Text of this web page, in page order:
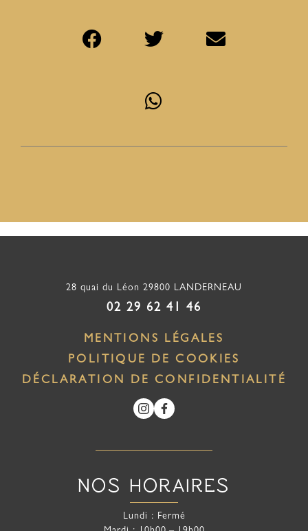
28 quai du Léon 29800 LANDERNEAU
02 29 62 41 46
MENTIONS LÉGALES
POLITIQUE DE COOKIES
DÉCLARATION DE CONFIDENTIALITÉ
NOS HORAIRES
Lundi
Fermé